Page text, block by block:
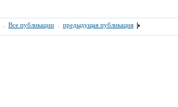
Все публикации предыдущая публикация